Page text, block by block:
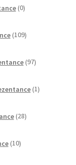
0izdelkov
109izdelkov
97izdelkov
1izdelek
28izdelkov
10izdelkov